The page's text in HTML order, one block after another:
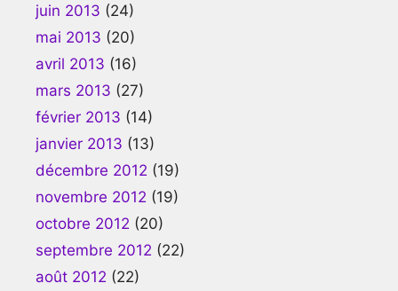
juin 2013 (24)
mai 2013 (20)
avril 2013 (16)
mars 2013 (27)
février 2013 (14)
janvier 2013 (13)
décembre 2012 (19)
novembre 2012 (19)
octobre 2012 (20)
septembre 2012 (22)
août 2012 (22)